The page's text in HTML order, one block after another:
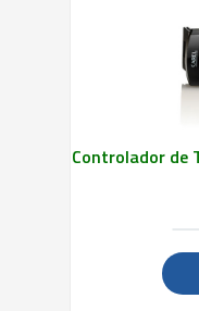
Controlador de